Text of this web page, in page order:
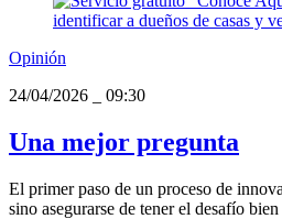
Opinión
24/04/2026
09:30
Una mejor pregunta
El primer paso de un proceso de
sino asegurarse de tener el desafío